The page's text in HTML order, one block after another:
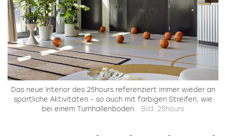
Das neue Interior des 25hours referenziert immer wieder an
sportliche Aktivitäten - so auch mit farbigen Streifen, wie
bei einem Turnhallenboden.
Bild: 25hours